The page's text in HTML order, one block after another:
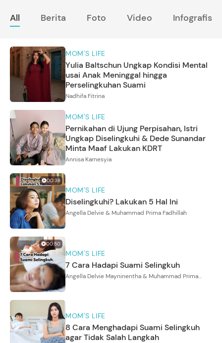
All Berita Foto Video Infografis
MOM'S LIFE
Yulia Baltschun Ungkap Kondisi Mental
usai Anak Meninggal hingga
Perselingkuhan Suami
Nadhifa Fitrina
MOM'S LIFE
Pernikahan di Ujung Perpisahan, Istri
Ungkap Diselingkuhi & Dede Sunandar
Minta Maaf Lakukan KDRT
Annisa Karnesyia
00:38
MOM'S LIFE
Diselingkuhi? Lakukan 5 Hal Ini
Angella Delvie & Muhammad Prima Fadhillah
00:50
MOM'S LIFE
7 Cara Hadapi Suami Selingkuh
Angella Delvie Mayninentha & Muhammad Prima
MOM'S LIFE
8 Cara Menghadapi Suami Selingkuh
agar Tidak Salah Langkah